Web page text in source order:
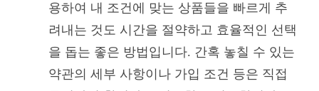
용하여 내 조건에 맞는 상품들을 빠르게 추
려내는 것도 시간을 절약하고 효율적인 선택
을 돕는 좋은 방법입니다. 간혹 놓칠 수 있는
약관의 세부 사항이나 가입 조건 등은 직접